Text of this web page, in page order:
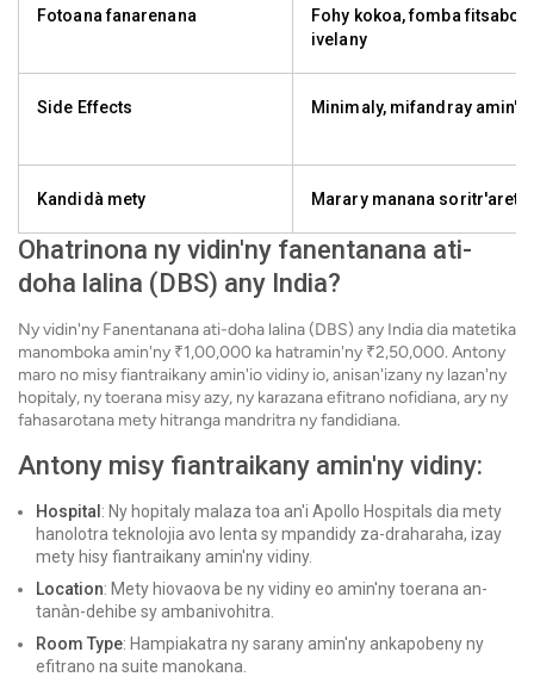
Fotoana fanarenana
Fohy kokoa, fomba
ivelany
Side Effects Minimaly, mifandray
Kandidà mety Marary manana
Ohatrinona ny vidin'ny fanentanana ati-
doha lalina (DBS) any India?
Ny vidin'ny Fanentanana ati-doha lalina (DBS) any India dia matetika
manomboka amin'ny ₹1,00,000 ka hatramin'ny ₹2,50,000. Antony
maro no misy fiantraikany amin'io vidiny io, anisan'izany ny lazan'ny
hopitaly, ny toerana misy azy, ny karazana efitrano nofidiana, ary ny
fahasarotana mety hitranga mandritra ny fandidiana.
Antony misy fiantraikany amin'ny vidiny:
Hospital : Ny hopitaly malaza toa an'i Apollo Hospitals dia mety
hanolotra teknolojia avo lenta sy mpandidy za-draharaha, izay
mety hisy fiantraikany amin'ny vidiny.
Location: Mety hiovaova be ny vidiny eo amin'ny toerana an-
tanàn-dehibe sy ambanivohitra.
Room Type: Hampiakatra ny sarany amin'ny ankapobeny ny
efitrano na suite manokana.